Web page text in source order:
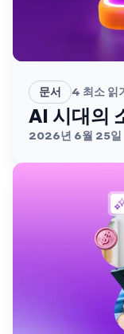
문서 4 최소 읽
AI 시대의
2026년 6월 25일